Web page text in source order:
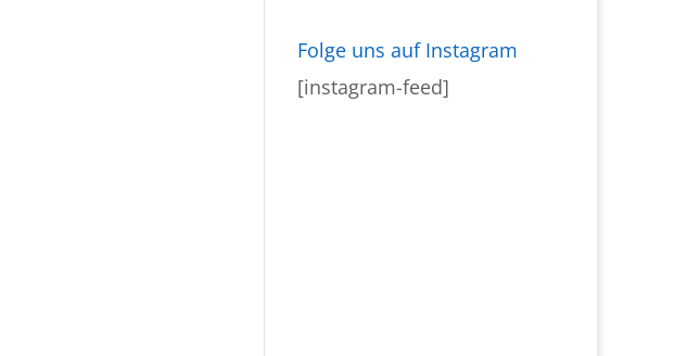
Folge uns auf Instagram
[instagram-feed]